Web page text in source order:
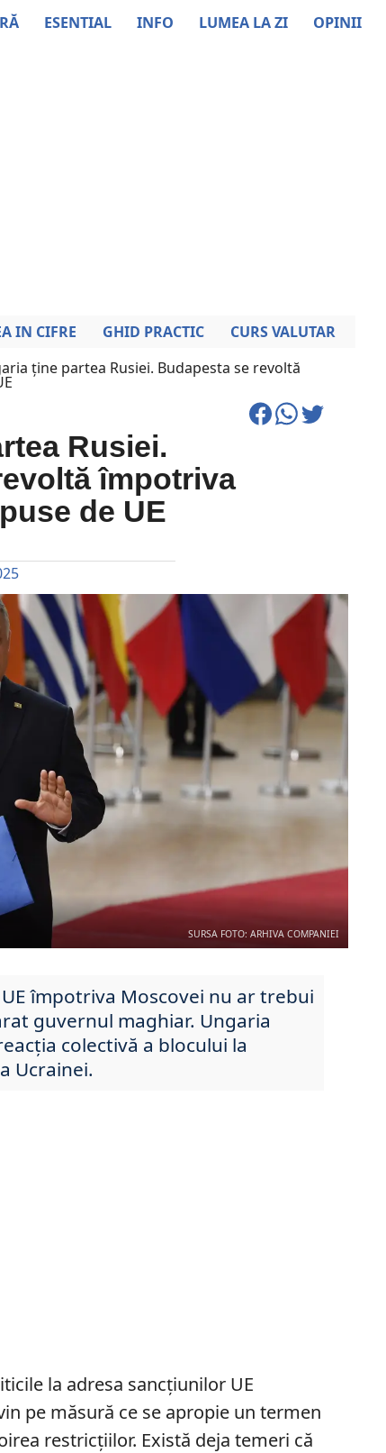
ESENTIAL INFO LUMEA LA ZI OPINII
IN CIFRE GHID PRACTIC
CURS VALUTAR
ține partea Rusiei. Budapesta se revoltă
Rusiei.
împotriva
de UE
SURSA FOTO: ARHIVA COMPANIEI
împotriva Moscovei nu ar trebui
guvernul maghiar. Ungaria
colectivă a blocului la
Ucrainei.
la adresa sancțiunilor UE
pe măsură ce se apropie un termen
restricțiilor. Există deja temeri că